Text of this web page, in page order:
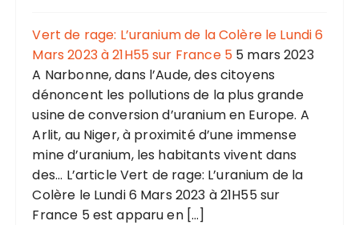
Vert de rage: L’uranium de la Colère le Lundi 6
Mars 2023 à 21H55 sur France 5 5 mars 2023
A Narbonne, dans l’Aude, des citoyens
dénoncent les pollutions de la plus grande
usine de conversion d’uranium en Europe. A
Arlit, au Niger, à proximité d’une immense
mine d’uranium, les habitants vivent dans
des... L’article Vert de rage: L’uranium de la
Colère le Lundi 6 Mars 2023 à 21H55 sur
France 5 est apparu en […]